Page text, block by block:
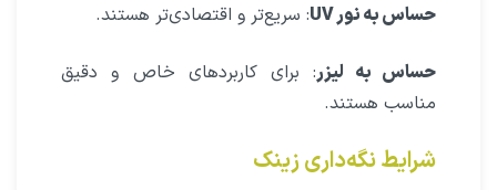
حساس به نور UV : سریع‌تر و اقتصادی‌تر هستند.
حساس به لیزر: برای کاربردهای خاص و دقیق
مناسب هستند.
شرایط نگه‌داری زینک